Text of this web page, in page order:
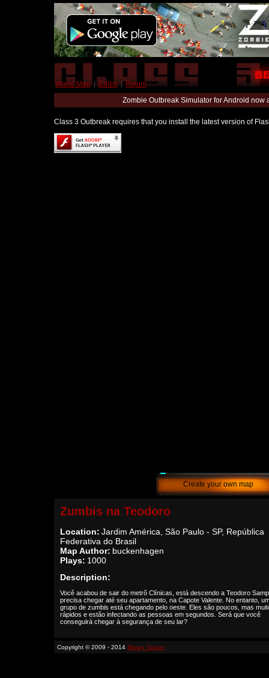
World Map | Editor | Forum
Zombie Outbreak Simulator for Android
Class 3 Outbreak requires that you install the latest version of
Create your own map
Zumbis na Teodoro
Location: Jardim América, São Paulo - SP, República
Federativa do Brasil
Map Author: buckenhagen
Plays: 1000
Description:
Você acabou de sair do metrô Clínicas, está descendo a Teodoro
precisa chegar até seu apartamento, na Capote Valente. No entanto,
grupo de zumbis está chegando pelo oeste. Eles são poucos, mas
rápidos e estão infectando as pessoas em segundos. Será que você
conseguirá chegar à segurança de seu lar?
Copyright © 2009 - 2014 Binary Space